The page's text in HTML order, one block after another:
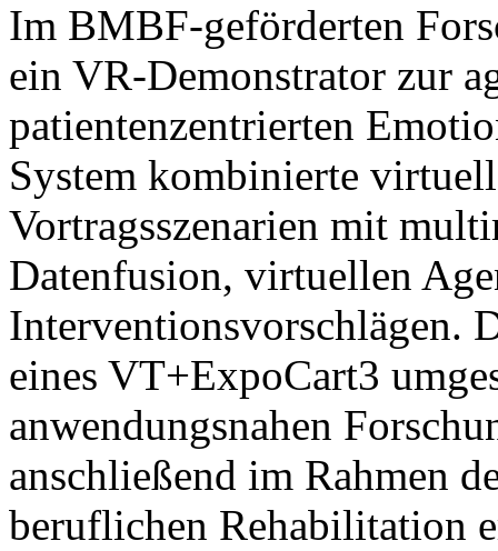
Im BMBF-geförderten
ein VR-Demonstrator zur
patientenzentrierten
System kombinierte
Vortragsszenarien mit
Datenfusion, virtuellen
Interventionsvorschlägen.
eines VT+ExpoCart3
anwendungsnahen
anschließend im Rahmen
beruflichen Rehabilitation